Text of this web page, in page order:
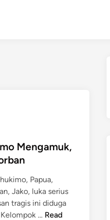
Mengamuk,
Papua,
Jako, luka serius
tragis ini diduga
… S
Read